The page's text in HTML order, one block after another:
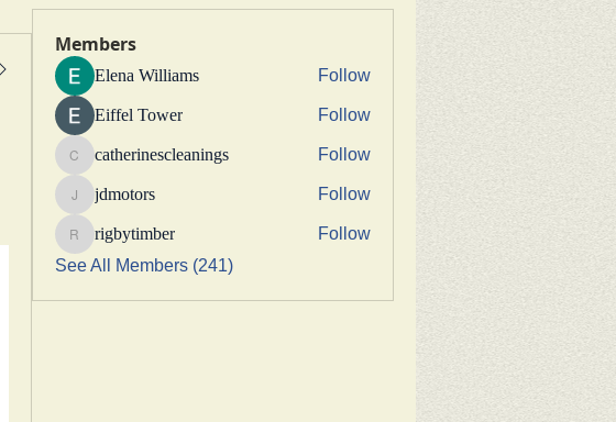
Members
Elena Williams Follow
Eiffel Tower Follow
catherinescleanings
catherinescleanings Follow
jdmotors
jdmotors Follow
rigbytimber
rigbytimber
Follow
See All Members (241)